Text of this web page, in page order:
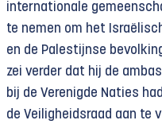
internationale
te nemen om het
en de Palestijnse
zei verder dat hij de
bij de Verenigde Naties
de Veiligheidsraad aan te